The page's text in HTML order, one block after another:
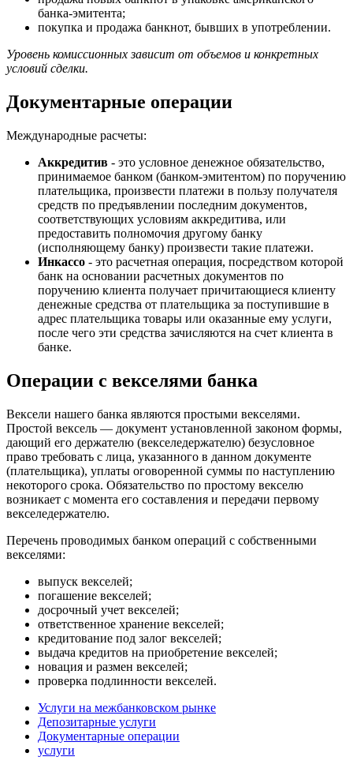
банка-эмитента;
покупка и продажа банкнот, бывших в употреблении.
Уровень комиссионных зависит от объемов и конкретных
условий сделки.
Документарные операции
Международные расчеты:
Аккредитив - это условное денежное обязательство,
принимаемое банком (банком-эмитентом) по поручению
плательщика, произвести платежи в пользу получателя
средств по предъявлении последним документов,
соответствующих условиям аккредитива, или
предоставить полномочия другому банку
(исполняющему банку) произвести такие платежи.
Инкассо - это расчетная операция, посредством которой
банк на основании расчетных документов по
поручению клиента получает причитающиеся клиенту
денежные средства от плательщика за поступившие в
адрес плательщика товары или оказанные ему услуги,
после чего эти средства зачисляются на счет клиента в
банке.
Операции с векселями банка
Вексели нашего банка являются простыми векселями.
Простой вексель — документ установленной законом формы,
дающий его держателю (векселедержателю) безусловное
право требовать с лица, указанного в данном документе
(плательщика), уплаты оговоренной суммы по наступлению
некоторого срока. Обязательство по простому векселю
возникает с момента его составления и передачи первому
векселедержателю.
Перечень проводимых банком операций с собственными
векселями:
выпуск векселей;
погашение векселей;
досрочный учет векселей;
ответственное хранение векселей;
кредитование под залог векселей;
выдача кредитов на приобретение векселей;
новация и размен векселей;
проверка подлинности векселей.
Услуги на межбанковском рынке
Депозитарные услуги
Документарные операции
услуги